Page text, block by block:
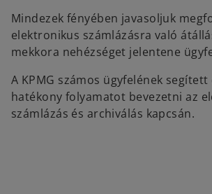
Mindezek fényében javasoljuk
elektronikus számlázásra való
mekkora nehézséget jelentene
A KPMG számos ügyfelének segített
hatékony folyamatot bevezetni az
számlázás és archiválás kapcsán.